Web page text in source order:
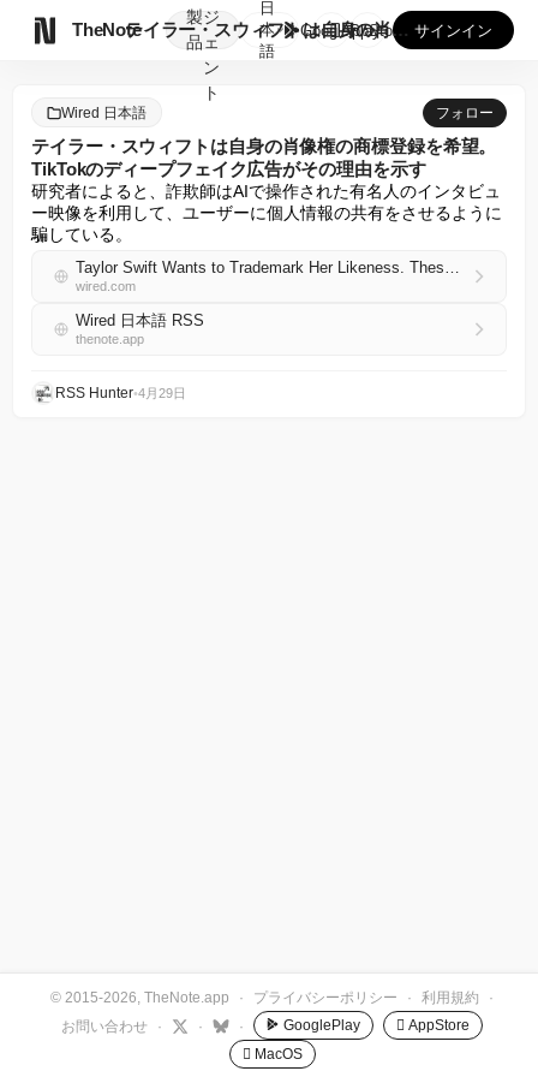
TheNote
製
品
ジ
ェ
ン
ト
テイラー・スウィフトは自身の肖像権の商標登録を希望。TikT...
日
本
語
GooglePlay
AppStore サインイン
Wired 日本語 フォロー
テイラー・スウィフトは自身の肖像権の商標登録を希望。
TikTokのディープフェイク広告がその理由を示す
研究者によると、詐欺師はAIで操作された有名人のインタビュ
ー映像を利用して、ユーザーに個人情報の共有をさせるように
騙している。
Taylor Swift Wants to Trademark Her Likeness. These TikTok Deepfake Ads Show Why
wired.com
Wired 日本語 RSS
thenote.app
RSS Hunter•4月29日
© 2015-2026, TheNote.app · プライバシーポリシー · 利用規約
·
お問い合わせ
· · · GooglePlay
 AppStore
 MacOS